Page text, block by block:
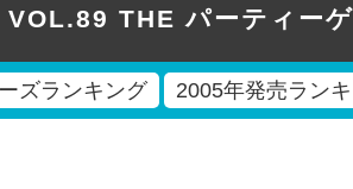
THE パーティー
ズランキング 2005年発売ラン